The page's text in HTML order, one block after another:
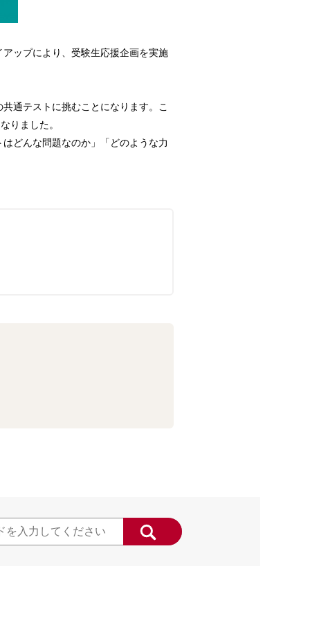
ップにより、受験生応援企画を実施
通テストに挑むことになります。こ
りました。
どんな問題なのか」「どのような力